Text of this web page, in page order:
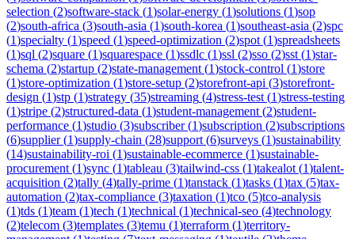
selection (2)software-stack (1)solar-energy (1)solutions (1)sop
(2)south-africa (3)south-asia (1)south-korea (1)southeast-asia (2)spc
(1)specialty (1)speed (1)speed-optimization (2)spot (1)spreadsheets
(1)sql (2)square (1)squarespace (1)ssdlc (1)ssl (2)sso (2)sst (1)star-
schema (2)startup (2)state-management (1)stock-control (1)store
(1)store-optimization (1)store-setup (2)storefront-api (3)storefront-
design (1)stp (1)strategy (35)streaming (4)stress-test (1)stress-testing
(1)stripe (2)structured-data (1)student-management (2)student-
performance (1)studio (3)subscriber(1)subscription (2)subscriptions
(6)supplier(1)supply-chain (28)support (6)surveys (1)sustainability
(14)sustainability-roi (1)sustainable-ecommerce (1)sustainable-
procurement (1)sync (1)tableau (3)tailwind-css (1)takealot (1)talent-
acquisition (2)tally (4)tally-prime (1)tanstack (1)tasks (1)tax (5)tax-
automation (2)tax-compliance (3)taxation (1)tco (5)tco-analysis
(1)tds (1)team (1)tech (1)technical (1)technical-seo (4)technology
(2)telecom (3)templates (3)temu (1)terraform (1)territory-